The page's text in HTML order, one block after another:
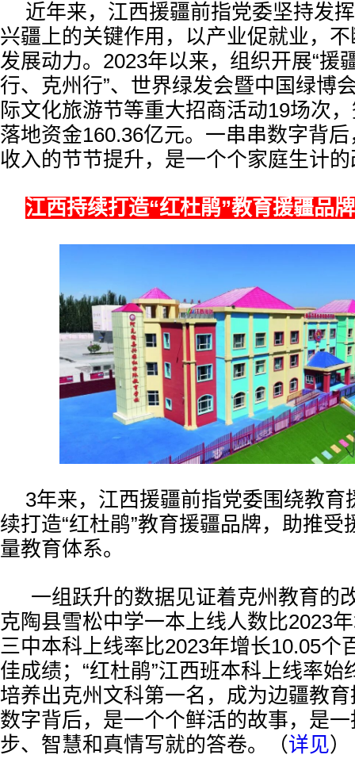
近年来，江西援疆前指党委坚持发
兴疆上的关键作用，以产业促就业，
发展动力。2023年以来，组织开展“援
行、克州行”、世界绿发会暨中国绿博
际文化旅游节等重大招商活动19场次
落地资金160.36亿元。一串串数字背
收入的节节提升，是一个个家庭生计
江西持续打造“红杜鹃”教育援疆品牌
3年来，江西援疆前指党委围绕教育
续打造“红杜鹃”教育援疆品牌，助推受
量教育体系。
一组跃升的数据见证着克州教育的
克陶县雪松中学一本上线人数比2023
三中本科上线率比2023年增长10.05个
佳成绩；“红杜鹃”江西班本科上线率始
培养出克州文科第一名，成为边疆教
数字背后，是一个个鲜活的故事，是
步、智慧和真情写就的答卷。（详见）